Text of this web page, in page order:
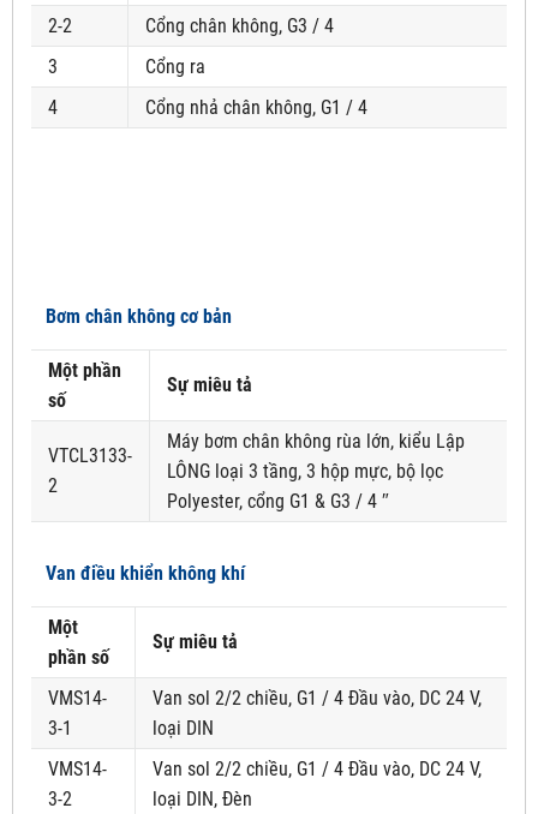
2-2
Cổng chân không, G3 / 4
3
Cổng ra
4
Cổng nhả chân không, G1 / 4
Bơm chân không cơ bản
Một phần
số
Sự miêu tả
VTCL3133-
2
Máy bơm chân không rùa lớn, kiểu Lập
LÔNG loại 3 tầng, 3 hộp mực, bộ lọc
Polyester, cổng G1 & G3 / 4 ″
Van điều khiển không khí
Một
phần số
Sự miêu tả
VMS14-
3-1
Van sol 2/2 chiều, G1 / 4 Đầu vào, DC 24 V,
loại DIN
VMS14-
3-2
Van sol 2/2 chiều, G1 / 4 Đầu vào, DC 24 V,
loại DIN, Đèn